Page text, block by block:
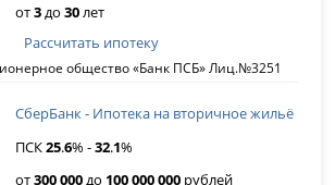
от3до30лет
общество «Банк ПСБ» Лиц.№3251
Рассчитать ипотеку
СберБанк - Ипотека на вторичное жильё
ПСК25.6% -32.1%
от300 000до 100 000 000 рублей